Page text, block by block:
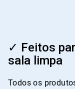
✓ Feitos
sala limpa
Todos os